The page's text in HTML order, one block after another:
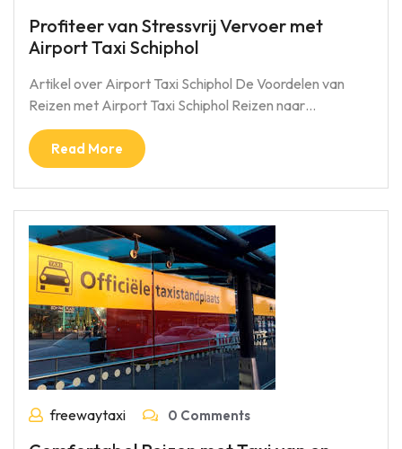
Profiteer van Stressvrij Vervoer met
Airport Taxi Schiphol
Artikel over Airport Taxi Schiphol De Voordelen van
Reizen met Airport Taxi Schiphol Reizen naar…
Read More
freewaytaxi 0 Comments